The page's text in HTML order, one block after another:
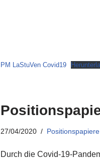
PM LaStuVen Covid19
27/04/2020 Positionspapiere
Durch die Covid-19-